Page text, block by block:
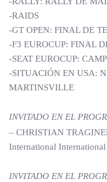
-RAIDS
-GT OPEN: FINAL DE
-F3 EUROCUP: FINAL
-SEAT EUROCUP:
-SITUACIÓN EN USA:
MARTINSVILLE
INVITADO EN EL
– CHRISTIAN
International
INVITADO EN EL